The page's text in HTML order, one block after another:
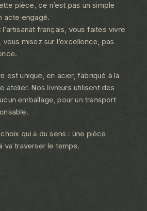
pièce, ce n’est pas un simple
acte engagé.
français, vous faites vivre
misez sur l’excellence, pas
est unique, en acier, fabriqué à la
atelier. Nos livreurs utilisent des
emballage, pour un transport
qui a du sens : une pièce
va traverser le temps.